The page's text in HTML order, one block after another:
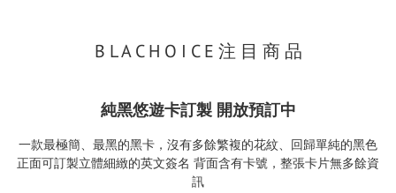
B L A C H O I C E 注 目 商 品
純黑悠遊卡訂製 開放預訂中
一款最極簡、最黑的黑卡，沒有多餘繁複的花紋、回歸單純的黑色
正面可訂製立體細緻的英文簽名 背面含有卡號，整張卡片無多餘資
訊